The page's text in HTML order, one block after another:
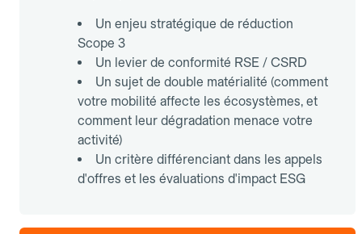
Un enjeu stratégique de réduction
Scope 3
Un levier de conformité RSE / CSRD
Un sujet de double matérialité (comment
votre mobilité affecte les écosystèmes, et
comment leur dégradation menace votre
activité)
Un critère différenciant dans les appels
d'offres et les évaluations d'impact ESG